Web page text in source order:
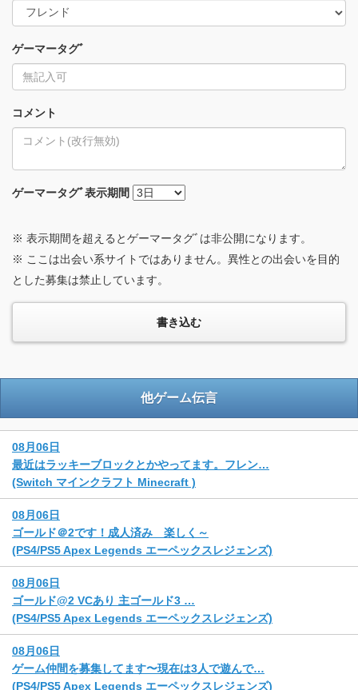
ゲーマータグﾞ
コメント
ゲーマータグﾞ表示期間
※ 表示期間を超えるとゲーマータグﾞは非公開になります。
※ ここは出会い系サイトではありません。異性との出会いを目的
とした募集は禁止しています。
他ゲーム伝言
08月06日
最近はラッキーブロックとかやってます。フレン…
(Switch マインクラフト Minecraft )
08月06日
ゴールド＠2です！成人済み 楽しく～
(PS4/PS5 Apex Legends エーペックスレジェンズ)
08月06日
ゴールド@2 VCあり 主ゴールド3 …
(PS4/PS5 Apex Legends エーペックスレジェンズ)
08月06日
ゲーム仲間を募集してます〜現在は3人で遊んで…
(PS4/PS5 Apex Legends エーペックスレジェンズ)